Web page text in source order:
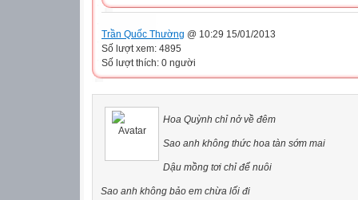
Trần Quốc Thường @ 10:29 15/01/2013
Số lượt xem: 4895
Số lượt thích: 0 người
Hoa Quỳnh chỉ nở về đêm
Sao anh không thức hoa tàn sớm mai
Dậu mồng tơi chỉ để nuôi
Sao anh không bảo em chừa lối đi